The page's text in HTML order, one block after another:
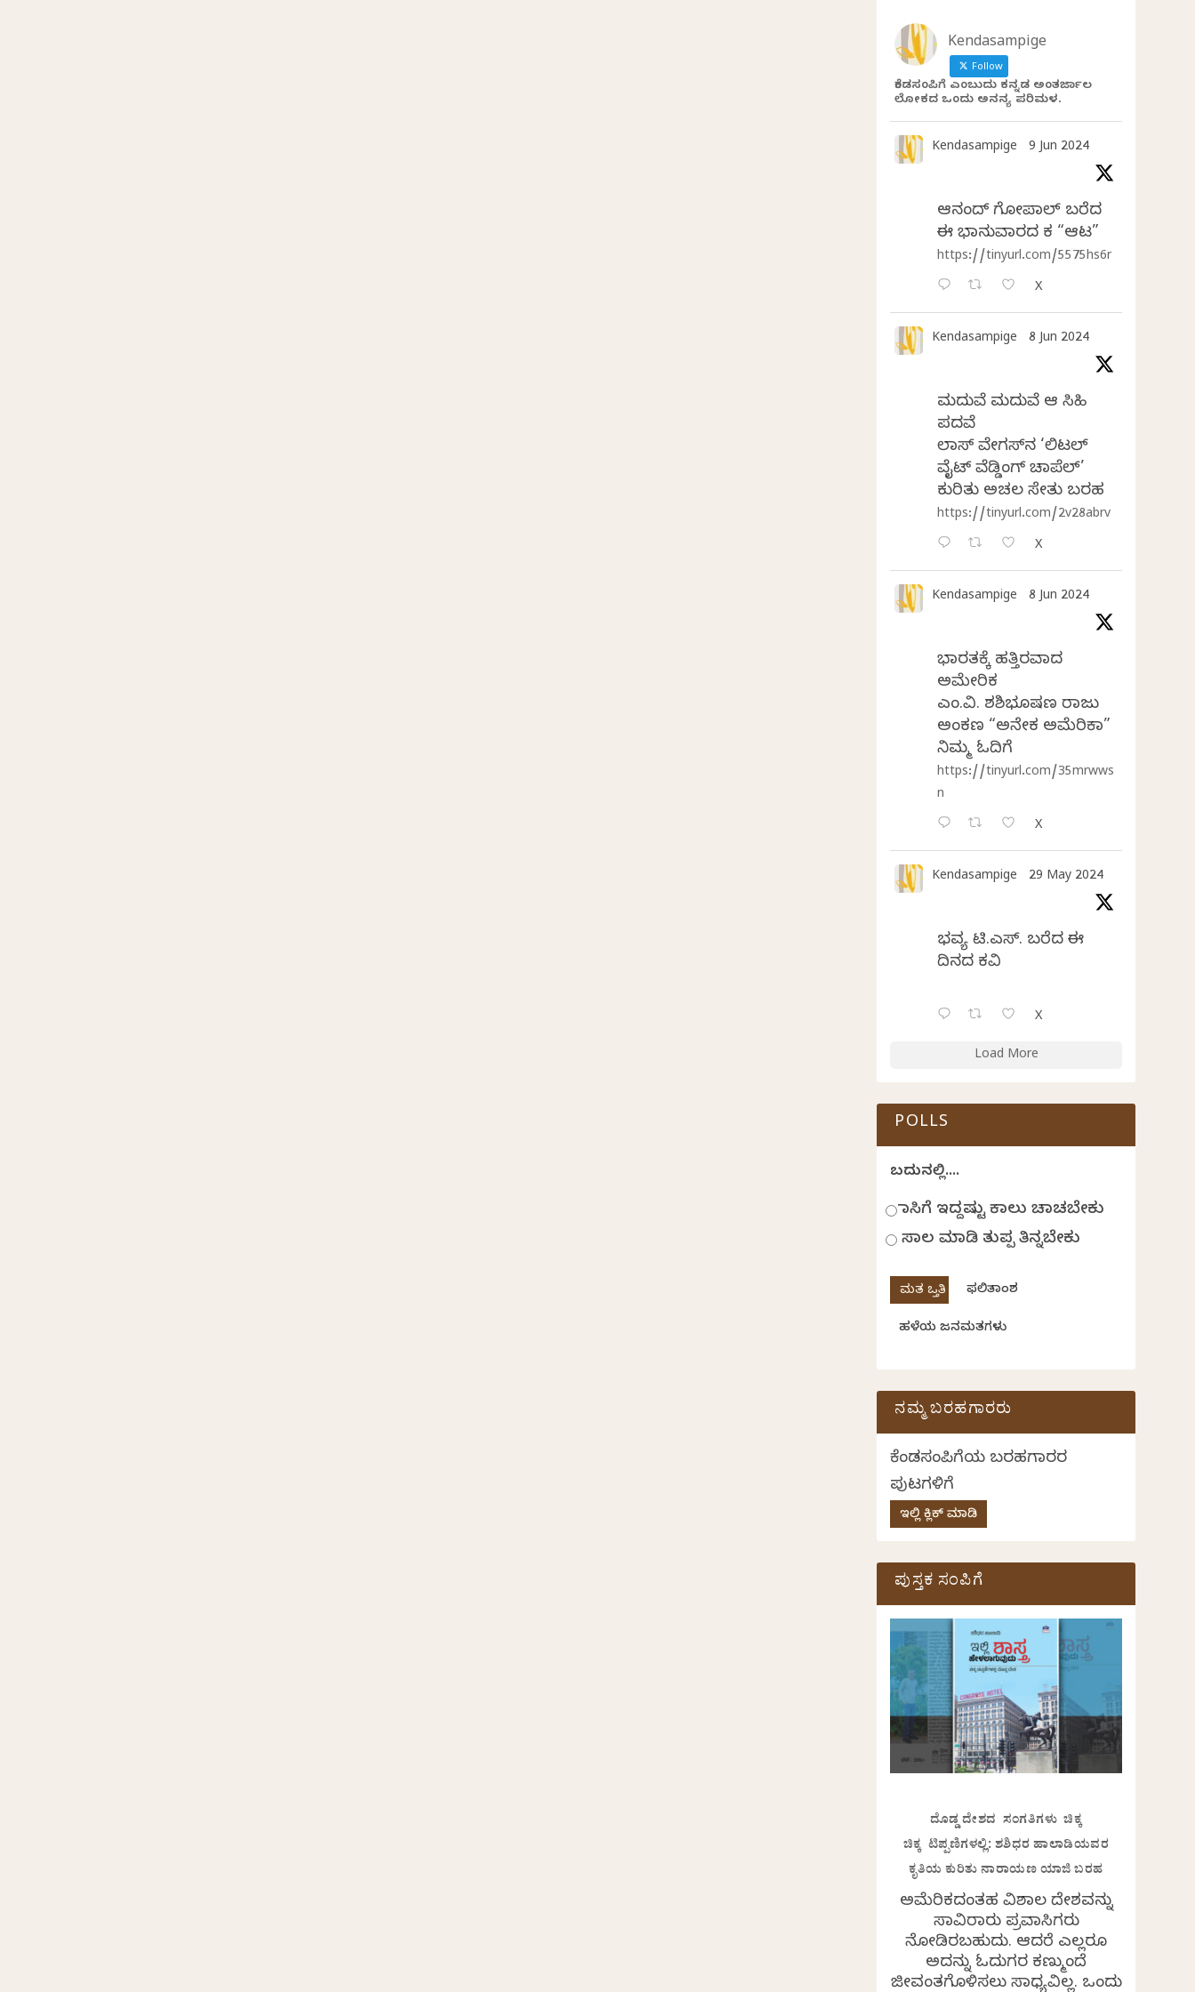
Kendasampige
Follow
ಕೆಂಡಸಂಪಿಗೆ ಎಂಬುದು ಕನ್ನಡ ಅಂತರ್ಜಾಲ
ಲೋಕದ ಒಂದು ಅನನ್ಯ ಪರಿಮಳ.
Kendasampige 9 Jun 2024
ಆನಂದ್‌ ಗೋಪಾಲ್‌ ಬರೆದ
ಈ ಭಾನುವಾರದ ಕತೆ “ಆಟ”
https://tinyurl.com/5575hs6r
X
Kendasampige 8 Jun 2024
ಮದುವೆ ಮದುವೆ ಆ ಸಿಹಿ
ಪದವೆ
ಲಾಸ್‌ ವೇಗಸ್‌ನ ‘ಲಿಟಲ್
ವೈಟ್ ವೆಡ್ಡಿಂಗ್ ಚಾಪೆಲ್’
ಕುರಿತು ಅಚಲ ಸೇತು ಬರಹ
https://tinyurl.com/2v28abrv
X
Kendasampige 8 Jun 2024
ಭಾರತಕ್ಕೆ ಹತ್ತಿರವಾದ
ಅಮೇರಿಕ
ಎಂ.ವಿ. ಶಶಿಭೂಷಣ ರಾಜು
ಅಂಕಣ “ಅನೇಕ ಅಮೆರಿಕಾ”
ನಿಮ್ಮ ಓದಿಗೆ
https://tinyurl.com/35mrwws
n
X
Kendasampige 29 May 2024
ಭವ್ಯ ಟಿ.ಎಸ್. ಬರೆದ ಈ
ದಿನದ ಕವಿತೆ
X
Load More
POLLS
ಬದುಕಿನಲ್ಲಿ....
ಹಾಸಿಗೆ ಇದ್ದಷ್ಟು ಕಾಲು ಚಾಚಬೇಕು
ಸಾಲ ಮಾಡಿ ತುಪ್ಪ ತಿನ್ನಬೇಕು
ಫಲಿತಾಂಶ
ಹಳೆಯ ಜನಮತಗಳು
ನಮ್ಮ ಬರಹಗಾರರು
ಕೆಂಡಸಂಪಿಗೆಯ ಬರಹಗಾರರ
ಪುಟಗಳಿಗೆ
ಇಲ್ಲಿ ಕ್ಲಿಕ್ ಮಾಡಿ
ಪುಸ್ತಕ ಸಂಪಿಗೆ
ದೊಡ್ಡ ದೇಶದ ಸಂಗತಿಗಳು ಚಿಕ್ಕ
ಚಿಕ್ಕ ಟಿಪ್ಪಣಿಗಳಲ್ಲಿ: ಶಶಿಧರ ಹಾಲಾಡಿಯವರ
ಕೃತಿಯ ಕುರಿತು ನಾರಾಯಣ ಯಾಜಿ ಬರಹ
ಅಮೆರಿಕದಂತಹ ವಿಶಾಲ ದೇಶವನ್ನು
ಸಾವಿರಾರು ಪ್ರವಾಸಿಗರು
ನೋಡಿರಬಹುದು. ಆದರೆ ಎಲ್ಲರೂ
ಅದನ್ನು ಓದುಗರ ಕಣ್ಮುಂದೆ
ಜೀವಂತಗೊಳಿಸಲು ಸಾಧ್ಯವಿಲ್ಲ. ಒಂದು